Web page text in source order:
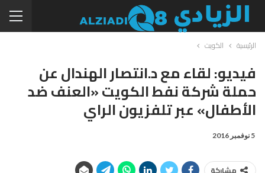
الرئيسية الكويت
فيديو: لقاء مع د.انتصار الهندال عن
حملة شركة نفط الكويت «العنف ضد
الأطفال» عبر تلفزيون الراي
5 نوفمبر 2016